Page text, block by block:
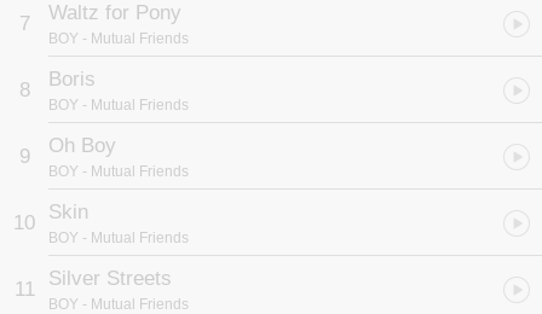
7 Waltz for Pony
BOY - Mutual Friends
8 Boris
BOY - Mutual Friends
9 Oh Boy
BOY - Mutual Friends
10 Skin
BOY - Mutual Friends
11 Silver Streets
BOY - Mutual Friends